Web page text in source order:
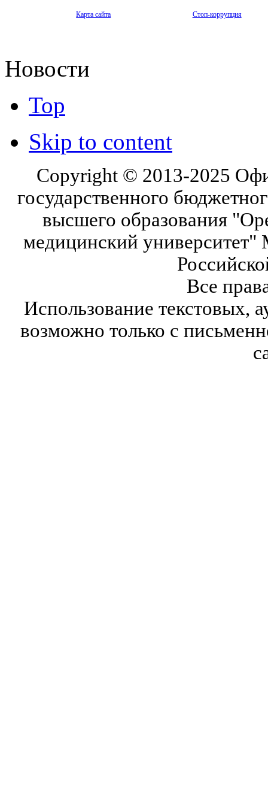
Карта сайта Стоп-коррупция
Новости
Top
Skip to content
Copyright © 2013-2025
государственного
высшего образования
медицинский университет"
Все
Использование текстовых,
возможно только с